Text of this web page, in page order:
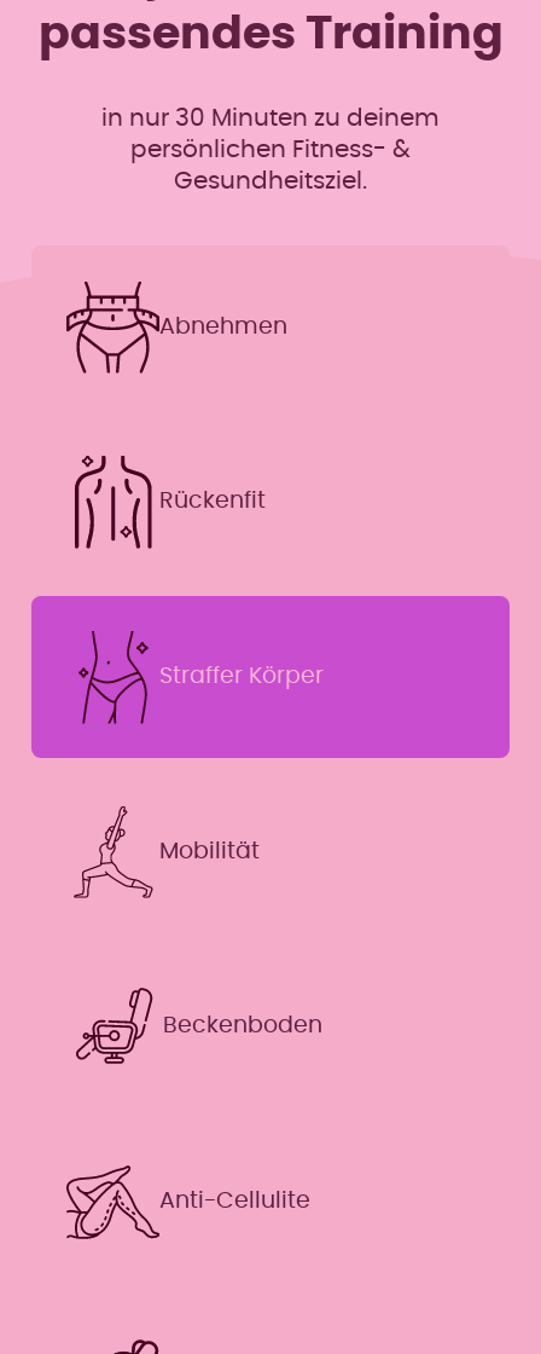
passendes Training
in nur 30 Minuten zu deinem
persönlichen Fitness- &
Gesundheitsziel.
Abnehmen
Rückenfit
Straffer Körper
Mobilität
Beckenboden
Anti-Cellulite